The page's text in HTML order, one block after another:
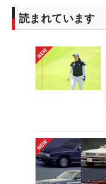
読まれています